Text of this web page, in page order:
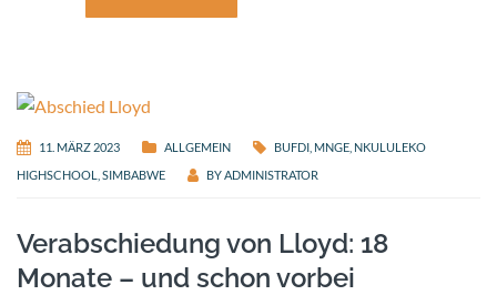
11. MÄRZ 2023 ALLGEMEIN BUFDI MNGE NKULULEKO
HIGHSCHOOL
SIMBABWE BYADMINISTRATOR
Verabschiedung von Lloyd: 18
Monate – und schon vorbei